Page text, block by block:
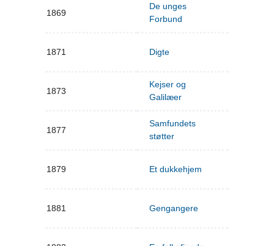
1869
De unges
Forbund
1871 Digte
1873
Kejser og
Galilæer
1877
Samfundets
støtter
1879 Et dukkehjem
1881 Gengangere